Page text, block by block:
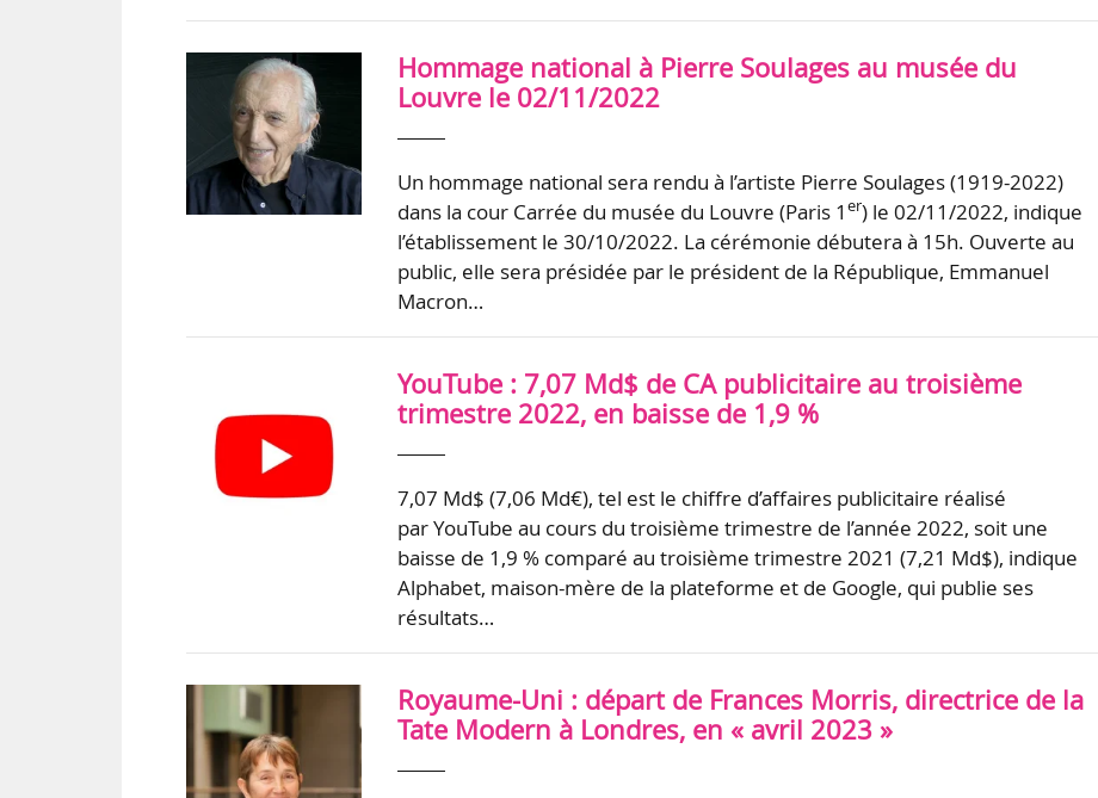
Hommage national à Pierre Soulages au musée du
Louvre le 02/11/2022
Un hommage national sera rendu à l’artiste Pierre Soulages (1919-2022)
dans la cour Carrée du musée du Louvre (Paris 1er) le 02/11/2022, indique
l’établissement le 30/10/2022. La cérémonie débutera à 15h. Ouverte au
public, elle sera présidée par le président de la République, Emmanuel
Macron…
YouTube : 7,07 Md$ de CA publicitaire au troisième
trimestre 2022, en baisse de 1,9 %
7,07 Md$ (7,06 Md€), tel est le chiffre d’affaires publicitaire réalisé
par YouTube au cours du troisième trimestre de l’année 2022, soit une
baisse de 1,9 % comparé au troisième trimestre 2021 (7,21 Md$), indique
Alphabet, maison-mère de la plateforme et de Google, qui publie ses
résultats…
Royaume-Uni : départ de Frances Morris, directrice de la
Tate Modern à Londres, en « avril 2023 »